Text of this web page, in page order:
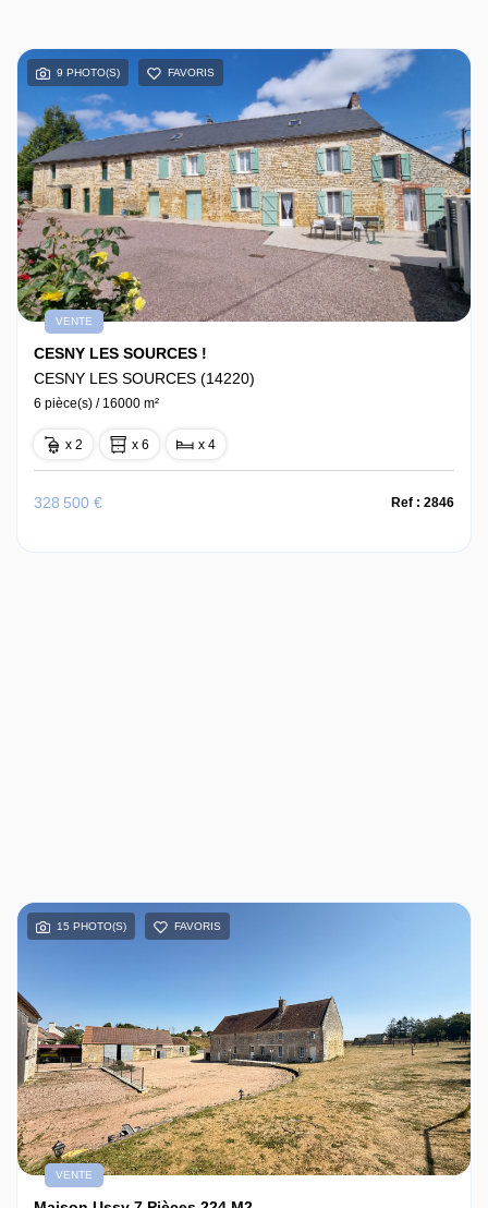
9 PHOTO(S) FAVORIS
VENTE
CESNY LES SOURCES !
CESNY LES SOURCES (14220)
6 pièce(s) / 16000 m²
x 2 x 6 x 4
328 500 € Ref : 2846
15 PHOTO(S) FAVORIS
VENTE